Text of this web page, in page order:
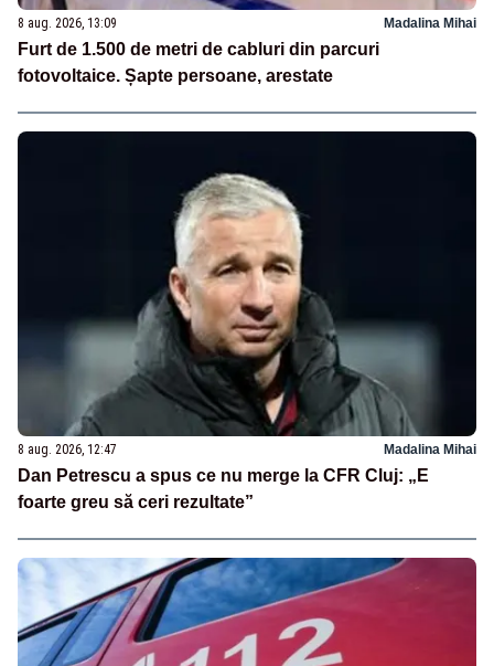
8 aug. 2026, 13:09 Madalina Mihai
Furt de 1.500 de metri de cabluri din parcuri
fotovoltaice. Șapte persoane, arestate
8 aug. 2026, 12:47 Madalina Mihai
Dan Petrescu a spus ce nu merge la CFR Cluj: „E
foarte greu să ceri rezultate”